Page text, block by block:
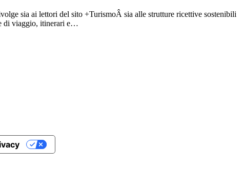
sia ai lettori del sito +TurismoÂ sia alle strutture ricettive sostenibili
di viaggio, itinerari e…